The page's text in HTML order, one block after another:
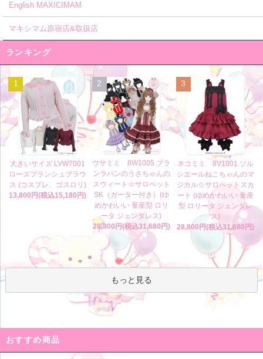
English MAXICIMAM
マキシマム原宿店&取扱店
ランキング
1
大きいサイズ LVW7001
ローズブランシュブラウ
ス (コスプレ、ゴスロリ)
13,800円(税込15,180円)
2
ウサミミ 8W1005 ブラ
ンラパンのうさちゃんの
スウィート☆サロペット
SK（ガーター付き）(ゆ
めかわいい 量産型 ロリ
ータ ジェンダレス)
28,800円(税込31,680円)
3
ネコミミ 8V1001 ソル
シエールねこちゃんのマ
ジカル☆サロペットスカ
ート (ゆめかわいい 量産
型 ロリータ ジェンダレ
ス)
28,800円(税込31,680円)
もっと見る
おすすめ商品